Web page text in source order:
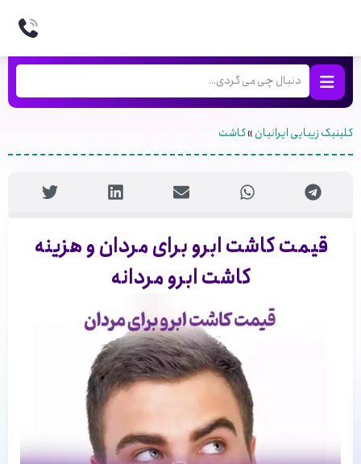
کلینیک زیبایی ایرانیان»کاشت
قیمت کاشت ابرو برای مردان و هزینه
کاشت ابرو مردانه